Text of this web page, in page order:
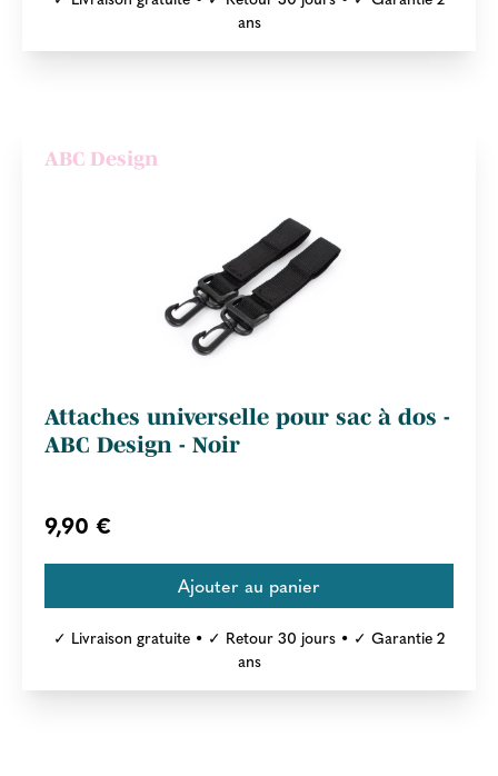
ans
ABC Design
Attaches universelle pour sac à dos -
ABC Design - Noir
9,90 €
✓ Livraison gratuite • ✓ Retour 30 jours • ✓ Garantie 2
ans